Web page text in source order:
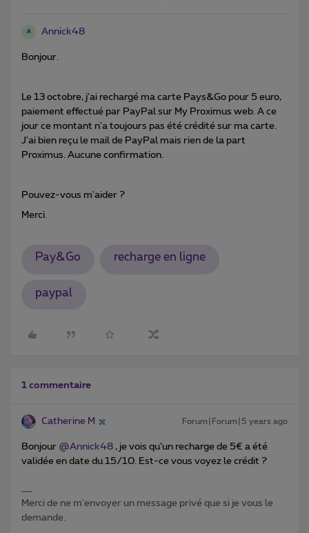
A Annick48
Bonjour.
Le 13 octobre, j'ai rechargé ma carte Pays&Go pour 5 euro,
paiement effectué par PayPal sur My Proximus web. A ce
jour ce montant n'a toujours pas été crédité sur ma carte.
J'ai bien reçu le mail de PayPal mais rien de la part
Proximus. Aucune confirmation.
Pouvez-vous m'aider ?
Merci.
Pay&Go recharge en ligne
paypal
1 commentaire
Catherine M Forum|Forum|5 years ago
Bonjour @Annick48 , je vois qu’un recharge de 5€ a été
validée en date du 15/10. Est-ce vous voyez le crédit ?
Merci de ne m'envoyer un message privé que si je vous le
demande.